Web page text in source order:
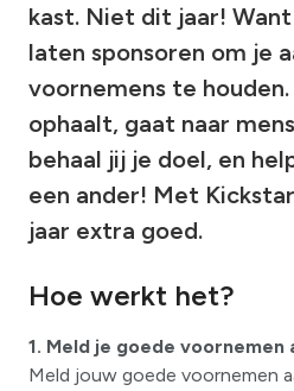
kast. Niet dit jaar!
laten sponsoren om je
voornemens te
ophaalt, gaat naar
behaal jij je doel, en
een ander! Met
jaar extra goed.
Hoe werkt het?
1. Meld je goede voornemen
Meld jouw goede voornemen